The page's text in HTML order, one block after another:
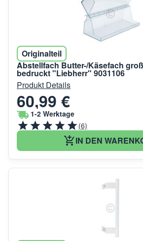
Originalteil
Abstellfach Butter-/Käsefach
bedruckt "Liebherr" 9031106
Produkt Details
60,99 €
1-2 Werktage
(6)
IN DEN